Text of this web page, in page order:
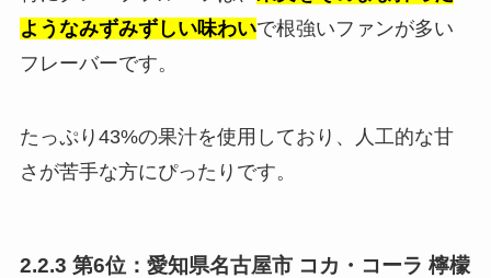
ようなみずみずしい味わいで根強いファンが多い
フレーバーです。
たっぷり43%の果汁を使用しており、人工的な甘
さが苦手な方にぴったりです。
2.2.3 第6位：愛知県名古屋市 コカ・コーラ 檸檬